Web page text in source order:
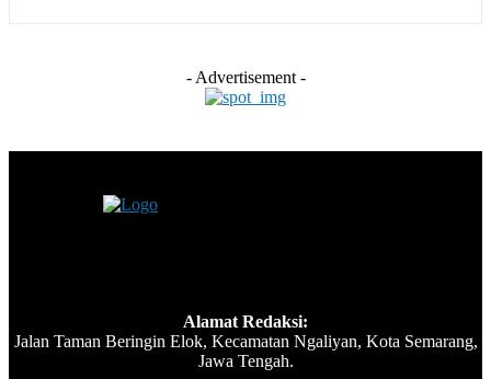
- Advertisement -
Alamat Redaksi:
Jalan Taman Beringin Elok, Kecamatan Ngaliyan, Kota Semarang,
Jawa Tengah.